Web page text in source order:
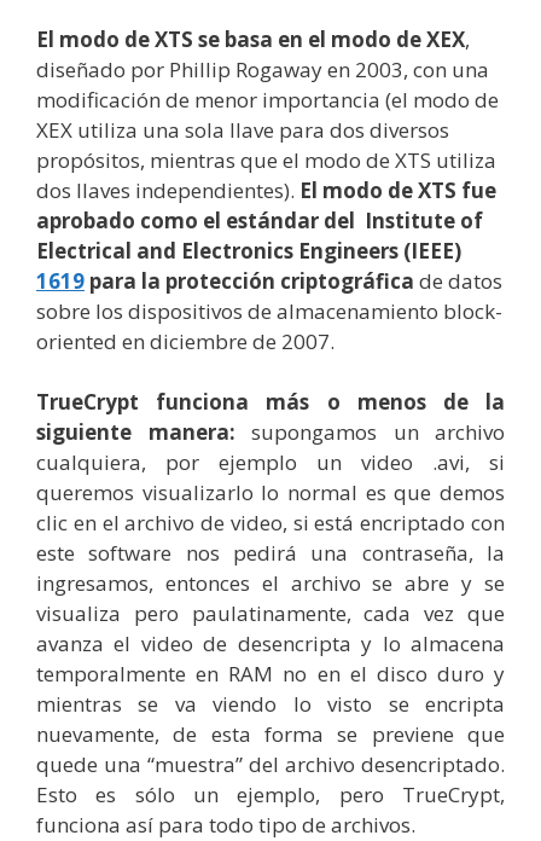
El modo de XTS se basa en el modo de XEX,
diseñado por Phillip Rogaway en 2003, con una
modificación de menor importancia (el modo de
XEX utiliza una sola llave para dos diversos
propósitos, mientras que el modo de XTS utiliza
dos llaves independientes). El modo de XTS fue
aprobado como el estándar del Institute of
Electrical and Electronics Engineers (IEEE)
1619 para la protección criptográfica de datos
sobre los dispositivos de almacenamiento block-
oriented en diciembre de 2007.
TrueCrypt funciona más o menos de la
siguiente manera: supongamos un archivo
cualquiera, por ejemplo un video .avi, si
queremos visualizarlo lo normal es que demos
clic en el archivo de video, si está encriptado con
este software nos pedirá una contraseña, la
ingresamos, entonces el archivo se abre y se
visualiza pero paulatinamente, cada vez que
avanza el video de desencripta y lo almacena
temporalmente en RAM no en el disco duro y
mientras se va viendo lo visto se encripta
nuevamente, de esta forma se previene que
quede una “muestra” del archivo desencriptado.
Esto es sólo un ejemplo, pero TrueCrypt,
funciona así para todo tipo de archivos.